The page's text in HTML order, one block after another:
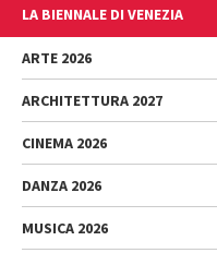
LA BIENNALE DI VENEZIA
L'Istituzione
Cariche istituzionali
Storia
Luoghi
Sponsorship
Sostenibilità ambientale
ARTE 2026
Esposizione
Intervento di Pietrangelo
Intervento di Koyo Kouoh / La
Partecipazioni Nazionali
ARCHITETTURA 2027
Mostra
Partecipazioni Nazionali
Eventi Collaterali (procedura)
CINEMA 2026
Mostra
Venice Immersive
DANZA 2026
Festival
MUSICA 2026